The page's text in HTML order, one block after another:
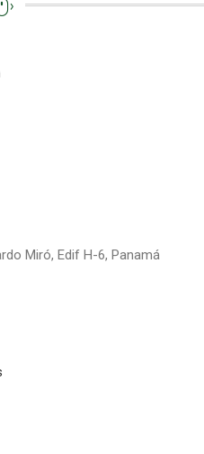
Miró, Edif H-6, Panamá